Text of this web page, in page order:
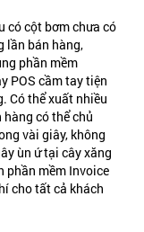
có cột bơm chưa có
lần bán hàng,
phần mềm
POS cầm tay tiện
Có thể xuất nhiều
có thể chủ
vài giây, không
ùn ứ tại cây xăng
phần mềm Invoice
cho tất cả khách